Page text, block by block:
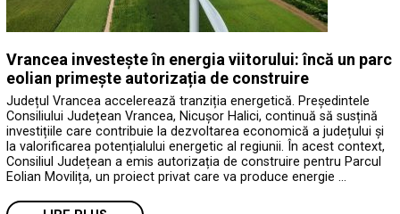
Vrancea investește în energia viitorului: încă un parc
eolian primește autorizația de construire
Județul Vrancea accelerează tranziția energetică. Președintele
Consiliului Județean Vrancea, Nicușor Halici, continuă să susțină
investițiile care contribuie la dezvoltarea economică a județului și
la valorificarea potențialului energetic al regiunii. În acest context,
Consiliul Județean a emis autorizația de construire pentru Parcul
Eolian Movilița, un proiect privat care va produce energie …